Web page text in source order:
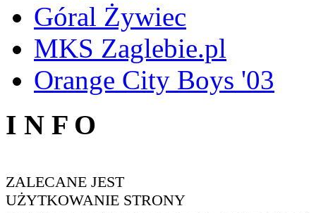
Góral Żywiec
MKS Zaglebie.pl
Orange City Boys '03
I N F O
ZALECANE JEST
UŻYTKOWANIE STRONY